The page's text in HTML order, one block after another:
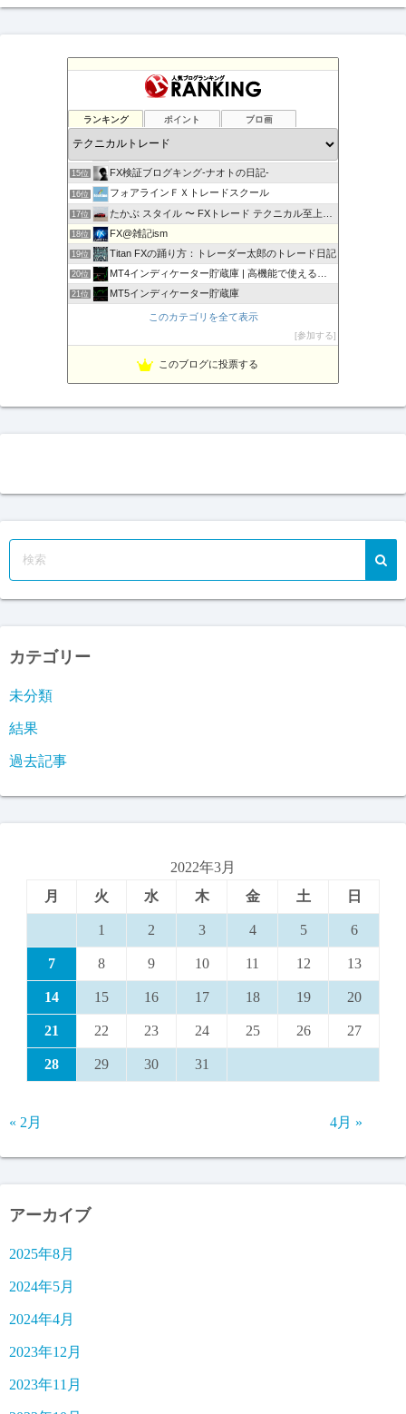
ランキング ポイント ブロ画
負けない！無料「Immortal_EA」究極システムトレード
12位 テクニカル分析
FXマニア$豪ドル好きな店主のブログ
15位 FX検証ブログキング-ナオトの日記-
16位 フォアラインＦＸトレードスクール
17位 たかぶ スタイル 〜 FXトレード テクニカル至上主義！
18位 FX@雑記ism
19位 Titan FXの踊り方：トレーダー太郎のトレード日記
20位 MT4インディケーター貯蔵庫 | 高機能で使えるインジをご…
21位 MT5インディケーター貯蔵庫
相場の天底をピンポイントでズバリ！
豪ドル好きな店主のFXマニア＄的な不定記
Fx ワンワンマン
このカテゴリを全て表示
参加する
このブログに投票する
カテゴリー
未分類
結果
過去記事
2022年3月
月
火 水 木 金 土 日
1 2 3 4 5 6
7 8 9 10 11 12 13
14 15 16 17 18 19 20
21 22 23 24 25 26 27
28 29 30 31
« 2月 4月 »
アーカイブ
2025年8月
2024年5月
2024年4月
2023年12月
2023年11月